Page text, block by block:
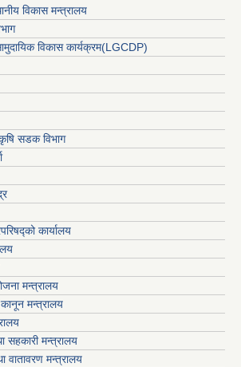
विकास मन्त्रालय
विकास कार्यक्रम(LGCDP)
कृषि सडक विभाग
कार्यालय
मन्त्रालय
मन्त्रालय
सहकारी मन्त्रालय
वातावरण मन्त्रालय